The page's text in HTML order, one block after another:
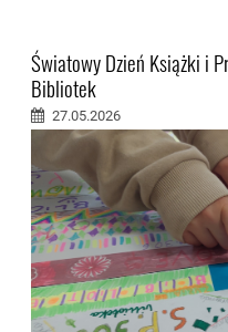
Światowy Dzień Książki i
Bibliotek
27.05.2026